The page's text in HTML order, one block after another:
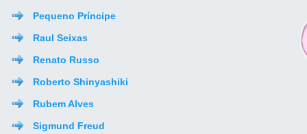
Pequeno Príncipe
Raul Seixas
Renato Russo
Roberto Shinyashiki
Rubem Alves
Sigmund Freud